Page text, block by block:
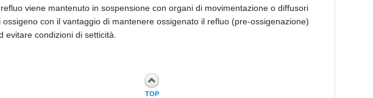
viene mantenuto in sospensione con organi di movimentazione o diffusori
ossigeno con il vantaggio di mantenere ossigenato il refluo (pre-ossigenazione)
evitare condizioni di setticità.
TOP